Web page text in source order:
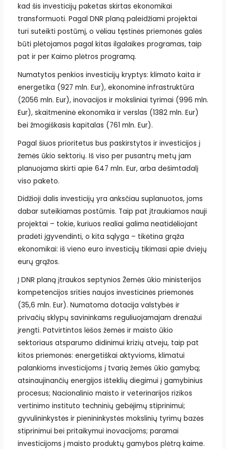
kad šis investicijų paketas skirtas ekonomikai
transformuoti. Pagal DNR planą paleidžiami projektai
turi suteikti postūmį, o vėliau tęstinės priemonės galės
būti plėtojamos pagal kitas ilgalaikes programas, taip
pat ir per Kaimo plėtros programą.
Numatytos penkios investicijų kryptys: klimato kaita ir
energetika (927 mln. Eur), ekonominė infrastruktūra
(2056 mln. Eur), inovacijos ir moksliniai tyrimai (996 mln.
Eur), skaitmeninė ekonomika ir verslas (1382 mln. Eur)
bei žmogiškasis kapitalas (761 mln. Eur).
Pagal šiuos prioritetus bus paskirstytos ir investicijos į
žemės ūkio sektorių. Iš viso per pusantrų metų jam
planuojama skirti apie 647 mln. Eur, arba dešimtadalį
viso paketo.
Didžioji dalis investicijų yra anksčiau suplanuotos, joms
dabar suteikiamas postūmis. Taip pat įtraukiamos nauji
projektai – tokie, kuriuos realiai galima neatidėliojant
pradėti įgyvendinti, o kita sąlyga – tikėtina grąža
ekonomikai: iš vieno euro investicijų tikimasi apie dviejų
eurų grąžos.
Į DNR planą įtraukos septynios Žemės ūkio ministerijos
kompetencijos srities naujos investicinės priemonės
(35,6 mln. Eur). Numatoma dotacija valstybės ir
privačių sklypų savininkams reguliuojamajam drenažui
įrengti. Patvirtintos lėšos žemės ir maisto ūkio
sektoriaus atsparumo didinimui krizių atveju, taip pat
kitos priemonės: energetiškai aktyvioms, klimatui
palankioms investicijoms į tvarią žemės ūkio gamybą;
atsinaujinančių energijos išteklių diegimui į gamybinius
procesus; Nacionalinio maisto ir veterinarijos rizikos
vertinimo instituto techninių gebėjimų stiprinimui;
gyvulininkystės ir pienininkystės mokslinių tyrimų bazės
stiprinimui bei pritaikymui inovacijoms; paramai
investicijoms į maisto produktų gamybos plėtrą kaime.